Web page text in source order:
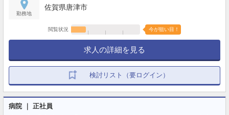
勤務地
佐賀県唐津市
閲覧状況 今が狙い目！
求人の詳細を見る
検討リスト（要ログイン）
病院 ｜ 正社員